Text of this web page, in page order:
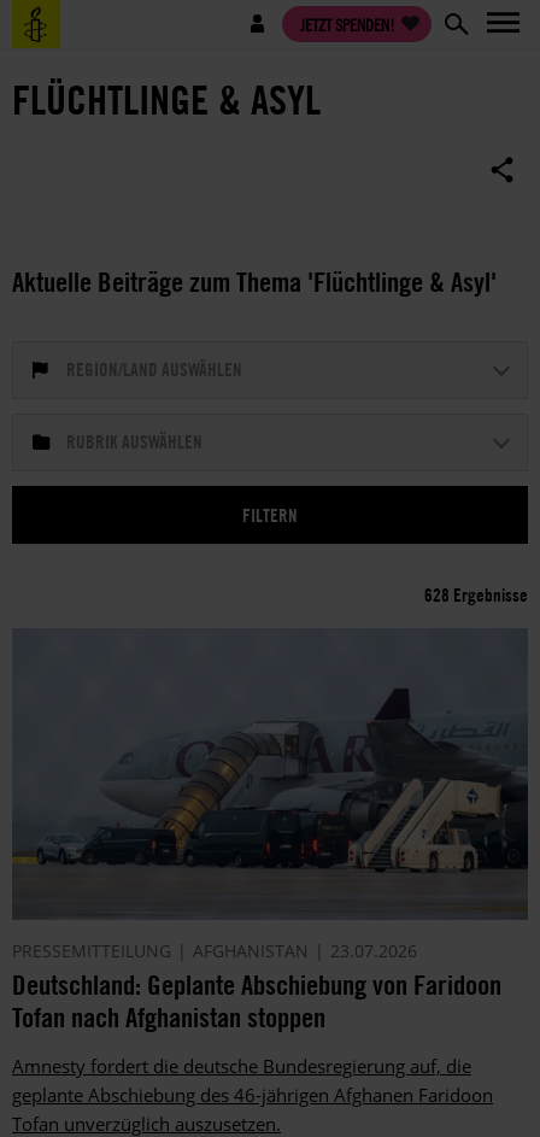
Direkt
zum
Benutzermenü JETZT SPENDEN!
FLÜCHTLINGE & ASYL
Aktuelle Beiträge zum Thema 'Flüchtlinge & Asyl'
REGION/LAND AUSWÄHLEN
RUBRIK AUSWÄHLEN
628 Ergebnisse
PRESSEMITTEILUNG AFGHANISTAN 23.07.2026
Deutschland: Geplante Abschiebung von Faridoon
Tofan nach Afghanistan stoppen
Amnesty fordert die deutsche Bundesregierung auf, die
geplante Abschiebung des 46-jährigen Afghanen Faridoon
Tofan unverzüglich auszusetzen.